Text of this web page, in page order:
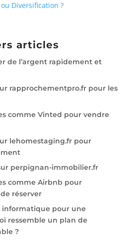
Diversification ?
articles
de l’argent rapidement et
rapprochementpro.fr pour les
comme Vinted pour vendre
lehomestaging.fr pour
perpignan-immobilier.fr
comme Airbnb pour
réserver
informatique pour une
ressemble un plan de
?